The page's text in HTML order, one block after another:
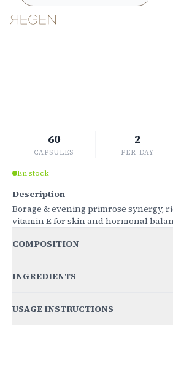
60
CAPSULES
2
PER DAY
En stock
Description
Borage & evening primrose synergy,
vitamin E for skin and hormonal
COMPOSITION
INGREDIENTS
Borage oil (Borago officinalis L.),
(Oenothera biennis L.), gelatin
USAGE INSTRUCTIONS